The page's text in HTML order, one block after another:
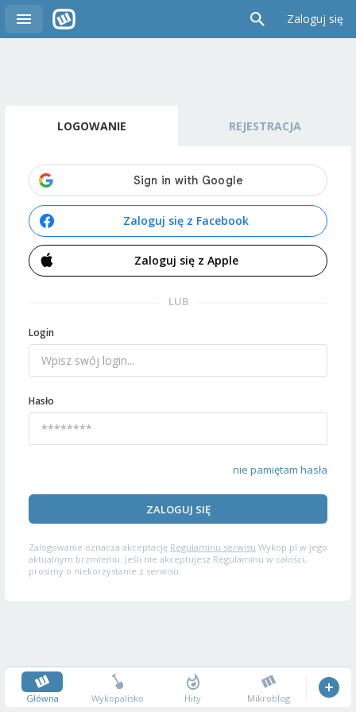
Zaloguj się
LOGOWANIE REJESTRACJA
Zaloguj się z Facebook
Zaloguj się z Apple
LUB
Login
Hasło
nie pamiętam hasła
ZALOGUJ SIĘ
Zalogowanie oznacza akceptację Regulaminu serwisu Wykop.pl w jego
aktualnym brzmieniu. Jeśli nie akceptujesz Regulaminu w całości,
prosimy o niekorzystanie z serwisu.
Główna Wykopalisko Hity Mikroblog